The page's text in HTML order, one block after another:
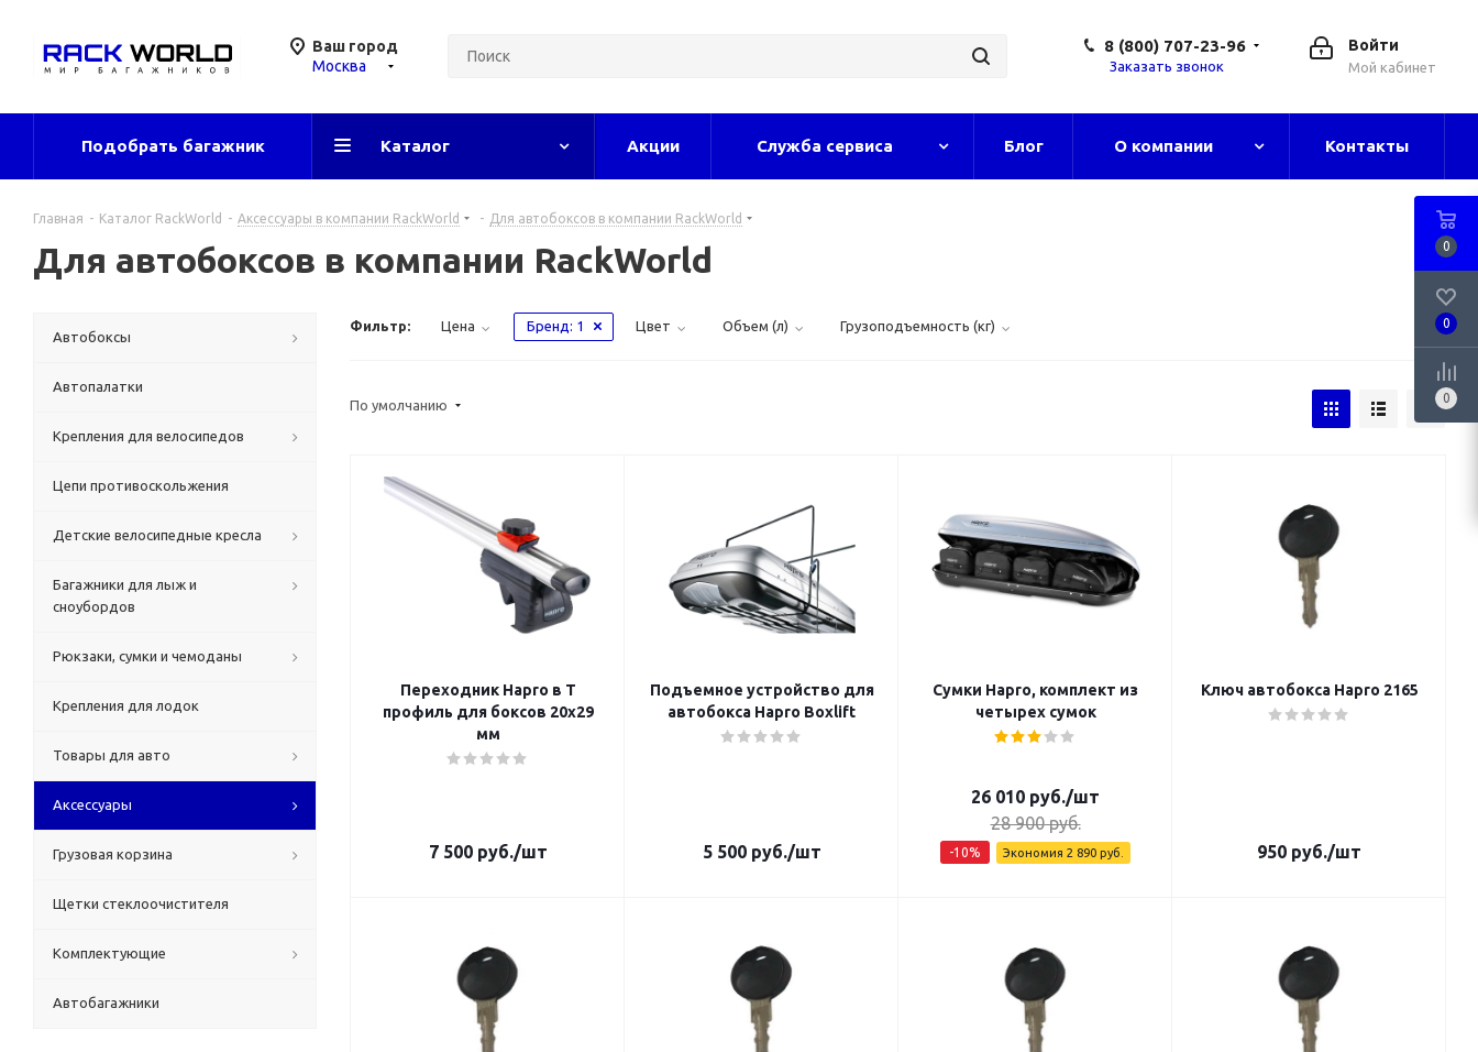
Ваш город
Москва
Войти
Мой кабинет
8 (800) 707-23-96
Заказать звонок
Подобрать багажник Каталог Акции Служба сервиса Блог О компании Контакты
Главная - Каталог RackWorld - Аксессуары в компании RackWorld - Для автобоксов в компании RackWorld
Для автобоксов в компании RackWorld
Фильтр: Цена Бренд: 1 Цвет Объем (л) Грузоподъемность (кг)
По умолчанию
Переходник Hapro в Т
профиль для боксов 20х29
мм
7 500руб./шт
Подъемное устройство для
автобокса Hapro Boxlift
5 500руб./шт
Сумки Hapro, комплект из
четырех сумок
26 010 руб./шт
28 900руб.
-10% Экономия 2 890руб.
Ключ автобокса Hapro 2165
950 руб./шт
Автобоксы
Автопалатки
Крепления для велосипедов
Цепи противоскольжения
Детские велосипедные кресла
Багажники для лыж и
сноубордов
Рюкзаки, сумки и чемоданы
Крепления для лодок
Товары для авто
Аксессуары
Грузовая корзина
Щетки стеклоочистителя
Комплектующие
Автобагажники
0
0
0